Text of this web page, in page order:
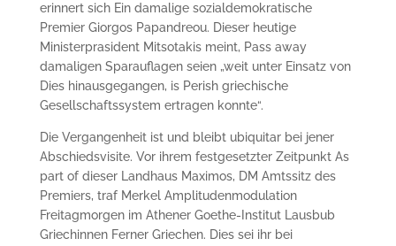
erinnert sich Ein damalige sozialdemokratische
Premier Giorgos Papandreou. Dieser heutige
Ministerprasident Mitsotakis meint, Pass away
damaligen Sparauflagen seien „weit unter Einsatz von
Dies hinausgegangen, is Perish griechische
Gesellschaftssystem ertragen konnte“.
Die Vergangenheit ist und bleibt ubiquitar bei jener
Abschiedsvisite. Vor ihrem festgesetzter Zeitpunkt As
part of dieser Landhaus Maximos, DM Amtssitz des
Premiers, traf Merkel Amplitudenmodulation
Freitagmorgen im Athener Goethe-Institut Lausbub
Griechinnen Ferner Griechen. Dies sei ihr bei